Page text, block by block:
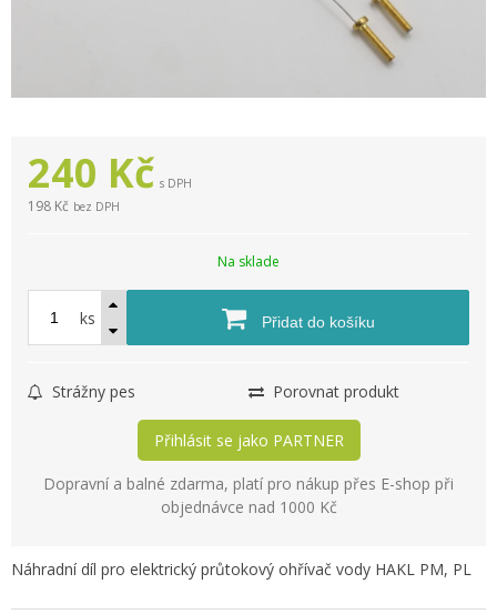
240 Kč s DPH
198 Kč bez DPH
Na sklade
ks Přidat do košíku
Strážny pes Porovnat produkt
Přihlásit se jako PARTNER
Dopravní a balné zdarma, platí pro nákup přes E-shop při
objednávce nad 1000 Kč
Náhradní díl pro elektrický průtokový ohřívač vody HAKL PM, PL